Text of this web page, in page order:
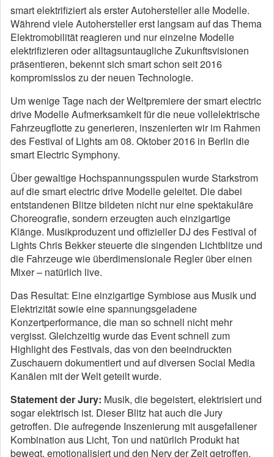
smart elektrifiziert als erster Autohersteller alle Modelle.
Während viele Autohersteller erst langsam auf das Thema
Elektromobilität reagieren und nur einzelne Modelle
elektrifizieren oder alltagsuntaugliche Zukunftsvisionen
präsentieren, bekennt sich smart schon seit 2016
kompromisslos zu der neuen Technologie.
Um wenige Tage nach der Weltpremiere der smart electric
drive Modelle Aufmerksamkeit für die neue vollelektrische
Fahrzeugflotte zu generieren, inszenierten wir im Rahmen
des Festival of Lights am 08. Oktober 2016 in Berlin die
smart Electric Symphony.
Über gewaltige Hochspannungsspulen wurde Starkstrom
auf die smart electric drive Modelle geleitet. Die dabei
entstandenen Blitze bildeten nicht nur eine spektakuläre
Choreografie, sondern erzeugten auch einzigartige
Klänge. Musikproduzent und offizieller DJ des Festival of
Lights Chris Bekker steuerte die singenden Lichtblitze und
die Fahrzeuge wie überdimensionale Regler über einen
Mixer – natürlich live.
Das Resultat: Eine einzigartige Symbiose aus Musik und
Elektrizität sowie eine spannungsgeladene
Konzertperformance, die man so schnell nicht mehr
vergisst. Gleichzeitig wurde das Event schnell zum
Highlight des Festivals, das von den beeindruckten
Zuschauern dokumentiert und auf diversen Social Media
Kanälen mit der Welt geteilt wurde.
Statement der Jury: Musik, die begeistert, elektrisiert und
sogar elektrisch ist. Dieser Blitz hat auch die Jury
getroffen. Die aufregende Inszenierung mit ausgefallener
Kombination aus Licht, Ton und natürlich Produkt hat
bewegt, emotionalisiert und den Nerv der Zeit getroffen.